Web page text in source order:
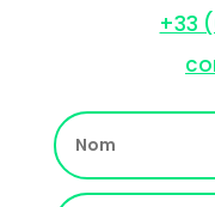
+33